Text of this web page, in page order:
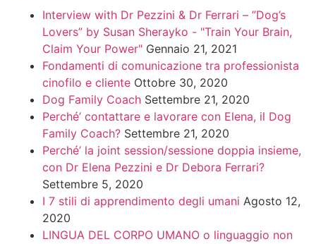
Interview with Dr Pezzini & Dr Ferrari – ”Dog’s
Lovers” by Susan Sherayko - "Train Your Brain,
Claim Your Power" Gennaio 21, 2021
Fondamenti di comunicazione tra professionista
cinofilo e cliente Ottobre 30, 2020
Dog Family Coach Settembre 21, 2020
Perché’ contattare e lavorare con Elena, il Dog
Family Coach? Settembre 21, 2020
Perché’ la joint session/sessione doppia insieme,
con Dr Elena Pezzini e Dr Debora Ferrari?
Settembre 5, 2020
I 7 stili di apprendimento degli umani Agosto 12,
2020
LINGUA DEL CORPO UMANO o linguaggio non